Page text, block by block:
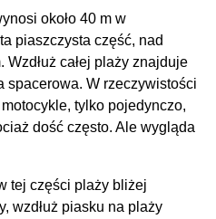
około 40 m w
piaszczysta część, nad
Wzdłuż całej plaży znajduje
W rzeczywistości
tylko pojedynczo,
dość często. Ale wygląda
tej części plaży bliżej
wzdłuż piasku na plaży